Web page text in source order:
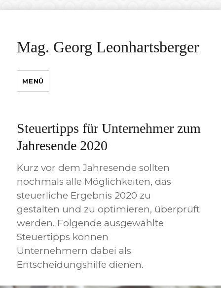
Mag. Georg Leonhartsberger
MENÜ
Steuertipps für Unternehmer zum
Jahresende 2020
Kurz vor dem Jahresende sollten
nochmals alle Möglichkeiten, das
steuerliche Ergebnis 2020 zu
gestalten und zu optimieren, überprüft
werden. Folgende ausgewählte
Steuertipps können
Unternehmern dabei als
Entscheidungshilfe dienen.